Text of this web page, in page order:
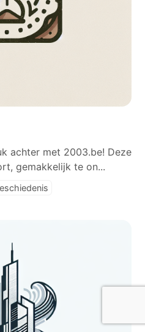
achter met 2003.be! Deze
gemakkelijk te on...